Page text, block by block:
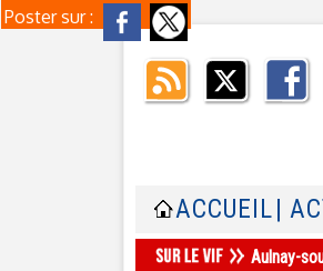
Poster sur :
ACCUEIL |
Aulnay-